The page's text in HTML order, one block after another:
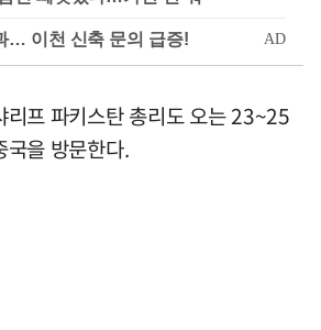
리프 파키스탄 총리도 오는 23~25
국을 방문한다.